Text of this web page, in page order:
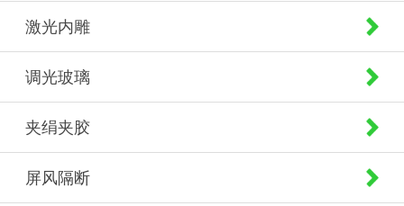
激光内雕
调光玻璃
夹绢夹胶
屏风隔断